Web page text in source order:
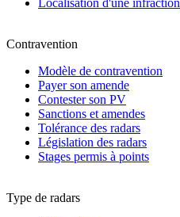
Localisation d'une infraction
Contravention
Modèle de contravention
Payer son amende
Contester son PV
Sanctions et amendes
Tolérance des radars
Législation des radars
Stages permis à points
Type de radars